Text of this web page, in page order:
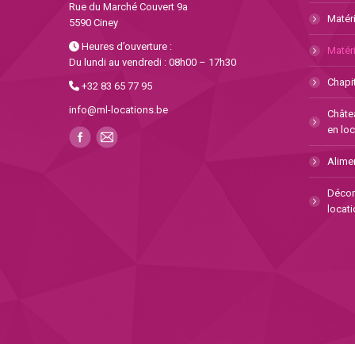
Rue du Marché Couvert 9a
5590 Ciney
Heures d’ouverture :
Du lundi au vendredi : 08h00 – 17h30
+32 83 65 77 95
info@ml-locations.be
en